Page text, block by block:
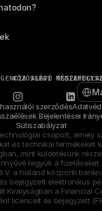
ALAPÚ
KÖZÖSSÉGI MÉDIA
Select
szerződés
Bejelentései
Sütiszabályzat
csoport, amely
és technikai termékeket
mint küldetésünk
tegyük a fizetéseket
a holland központi
bejegyzett elektronikus
Királyságban a Financial
licencelt és bejegyzett